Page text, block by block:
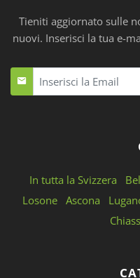
Tieniti aggiornato sulle
nuovi. Inserisci la tua e-
In tutta la Svizzera
Losone Ascona